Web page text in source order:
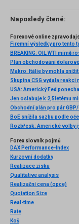
Naposledy čtené:
Forexové online
BREAKING: OIL.WTI mírně
Plán obchodování
Skupina CSG vydala reakci
USA: Americký Fed
Jen oslabuje k 2,5letému
BoE snížila sazbu podle
Forex slovník pojmů
DAX Performance-Index
Kurzovní dodatky
Realizace zisku
Qualitative analysis
Realizační cena (opce)
Quotation Size
Real-time
Rate
Koš